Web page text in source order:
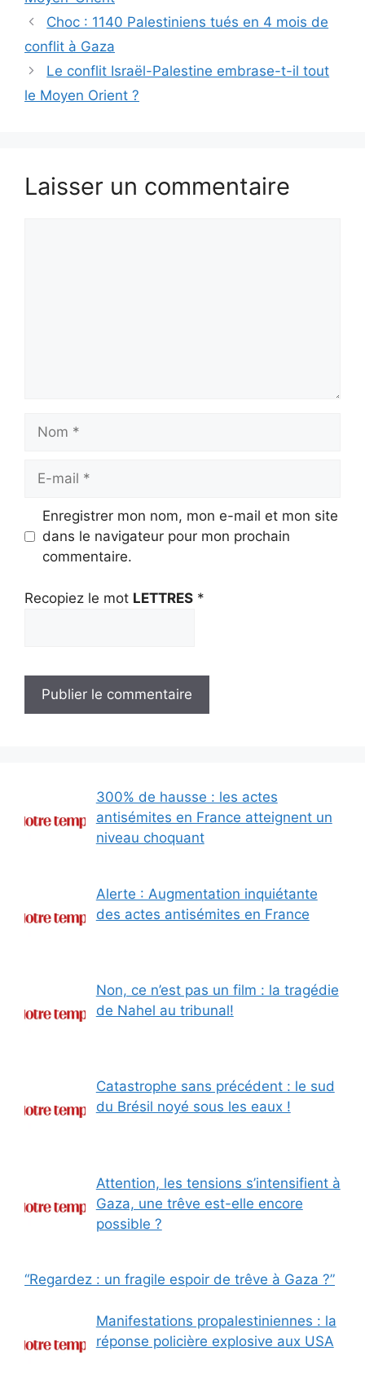
Choc : 1140 Palestiniens tués en 4 mois de
conflit à Gaza
Le conflit Israël-Palestine embrase-t-il tout
le Moyen Orient ?
Laisser un commentaire
Nom
Enregistrer mon nom, mon e-mail et mon site
dans le navigateur pour mon prochain
commentaire.
Recopiez le mot LETTRES *
300% de hausse : les actes
antisémites en France atteignent un
niveau choquant
Alerte : Augmentation inquiétante
des actes antisémites en France
Non, ce n’est pas un film : la tragédie
de Nahel au tribunal!
Catastrophe sans précédent : le sud
du Brésil noyé sous les eaux !
Attention, les tensions s’intensifient à
Gaza, une trêve est-elle encore
possible ?
“Regardez : un fragile espoir de trêve à Gaza ?”
Manifestations propalestiniennes : la
réponse policière explosive aux USA